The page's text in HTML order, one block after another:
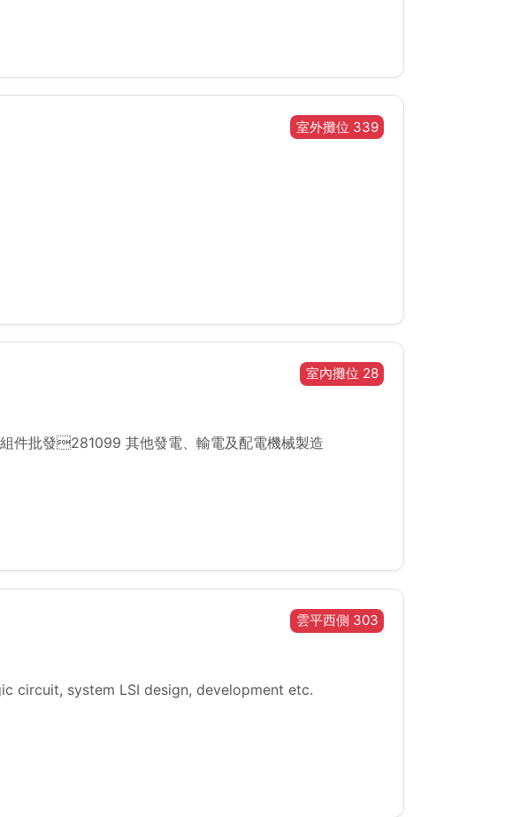
室外攤位 339
室內攤位 28
件批發281099 其他發電、輸電及配電機械製造
雲平西側 303
circuit, system LSI design, development etc.